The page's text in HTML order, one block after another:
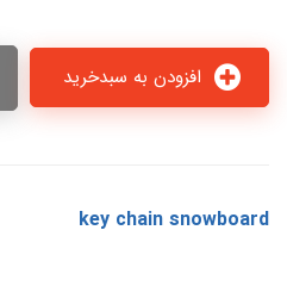
key chain snowboard